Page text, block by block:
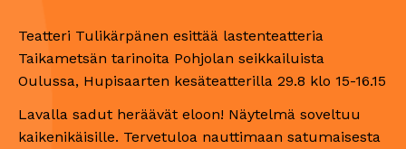
Teatteri Tulikärpänen esittää lastenteatteria
Taikametsän tarinoita Pohjolan seikkailuista
Oulussa, Hupisaarten kesäteatterilla 29.8 klo 15-16.15
Lavalla sadut heräävät eloon! Näytelmä soveltuu
kaikenikäisille. Tervetuloa nauttimaan satumaisesta